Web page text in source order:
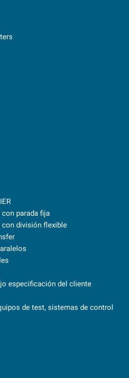
parada fija
división flexible
especificación del cliente
de test, sistemas de control